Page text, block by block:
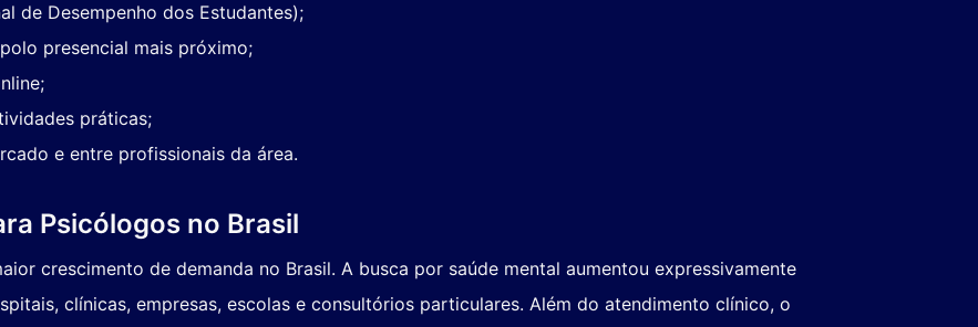
de Desempenho dos Estudantes);
presencial mais próximo;
práticas;
e entre profissionais da área.
Psicólogos no Brasil
crescimento de demanda no Brasil. A busca por saúde mental aumentou expressivamente
clínicas, empresas, escolas e consultórios particulares. Além do atendimento clínico, o